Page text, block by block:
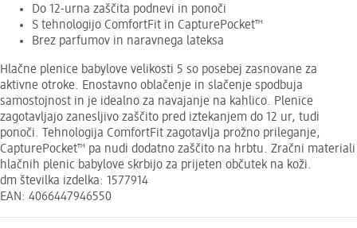
Do 12-urna zaščita podnevi in ponoči
S tehnologijo ComfortFit in CapturePocket™
Brez parfumov in naravnega lateksa
Hlačne plenice babylove velikosti 5 so posebej zasnovane za
aktivne otroke. Enostavno oblačenje in slačenje spodbuja
samostojnost in je idealno za navajanje na kahlico. Plenice
zagotavljajo zanesljivo zaščito pred iztekanjem do 12 ur, tudi
ponoči. Tehnologija ComfortFit zagotavlja prožno prileganje,
CapturePocket™ pa nudi dodatno zaščito na hrbtu. Zračni materiali
hlačnih plenic babylove skrbijo za prijeten občutek na koži.
dm številka izdelka: 1577914
EAN: 4066447946550